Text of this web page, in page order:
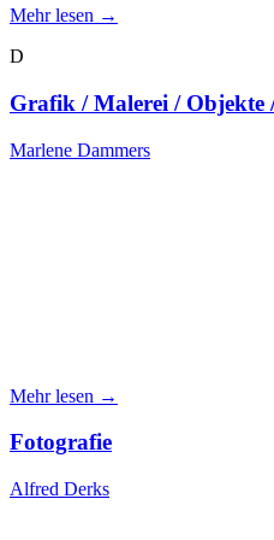
Mehr lesen →
D
Grafik / Malerei / Objekte
Marlene Dammers
Mehr lesen →
Fotografie
Alfred Derks